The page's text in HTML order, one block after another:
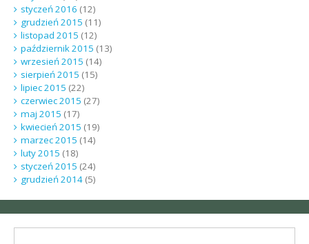
styczeń 2016 (12)
grudzień 2015 (11)
listopad 2015 (12)
październik 2015 (13)
wrzesień 2015 (14)
sierpień 2015 (15)
lipiec 2015 (22)
czerwiec 2015 (27)
maj 2015 (17)
kwiecień 2015 (19)
marzec 2015 (14)
luty 2015 (18)
styczeń 2015 (24)
grudzień 2014(5)